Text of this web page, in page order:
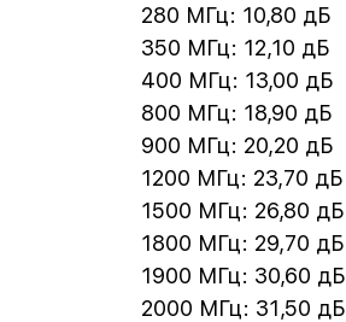
280 МГц: 10,80 дБ
350 МГц: 12,10 дБ
400 МГц: 13,00 дБ
800 МГц: 18,90 дБ
900 МГц: 20,20 дБ
1200 МГц: 23,70 дБ
1500 МГц: 26,80 дБ
1800 МГц: 29,70 дБ
1900 МГц: 30,60 дБ
2000 МГц: 31,50 дБ